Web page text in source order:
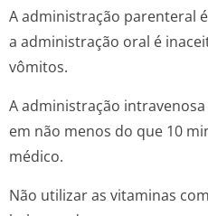
A administração parenteral
a administração oral é
vômitos.
A administração
em não menos do que 10
médico.
Não utilizar as vitaminas